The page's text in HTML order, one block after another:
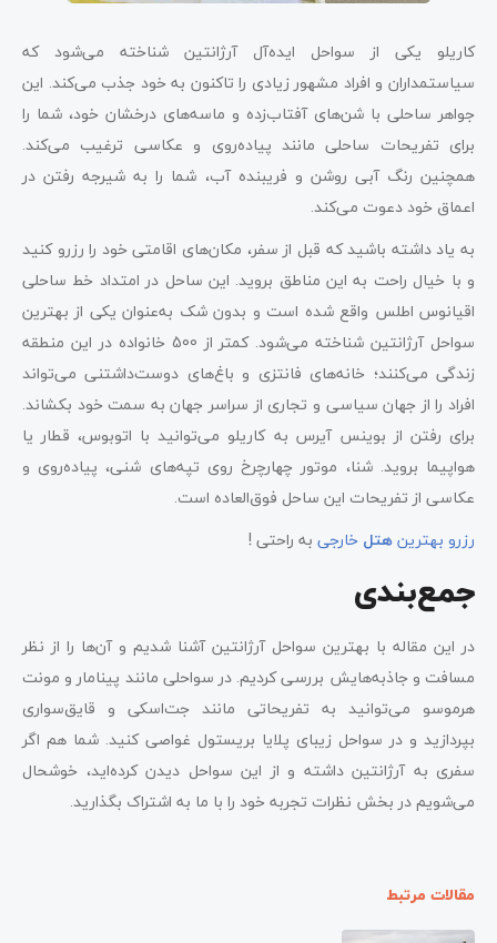
کاریلو یکی از سواحل ایده‌آل آرژانتین شناخته می‌شود که
سیاستمداران و افراد مشهور زیادی را تاکنون به خود جذب می‌کند. این
جواهر ساحلی با شن‌های آفتاب‌زده و ماسه‌های درخشان خود، شما را
برای تفریحات ساحلی مانند پیاده‌روی و عکاسی ترغیب می‌کند.
همچنین رنگ آبی روشن و فریبنده آب، شما را به شیرجه رفتن در
اعماق خود دعوت می‌کند.
به یاد داشته باشید که قبل از سفر، مکان‌های اقامتی خود را رزرو کنید
و با خیال راحت به این مناطق بروید. این ساحل در امتداد خط ساحلی
اقیانوس اطلس واقع شده است و بدون شک به‌عنوان یکی از بهترین
سواحل آرژانتین شناخته می‌شود. کمتر از 500 خانواده در این منطقه
زندگی می‌کنند؛ خانه‌های فانتزی و باغ‌های دوست‌داشتنی می‌تواند
افراد را از جهان سیاسی و تجاری از سراسر جهان به سمت خود بکشاند.
برای رفتن از بوینس آیرس به کاریلو می‌‌توانید با اتوبوس، قطار یا
هواپیما بروید. شنا، موتور چهارچرخ روی تپه‌های شنی، پیاده‌روی و
عکاسی از تفریحات این ساحل فوق‌العاده است.
رزرو بهترینهتل خارجی به راحتی !
جمع‌بندی
در این مقاله با بهترین سواحل آرژانتین آشنا شدیم و آن‌ها را از نظر
مسافت و جاذبه‌هایش بررسی کردیم. در سواحلی مانند پینامار و مونت
هرموسو می‌توانید به تفریحاتی مانند جت‌اسکی و قایق‌سواری
بپردازید و در سواحل زیبای پلایا بریستول غواصی کنید. شما هم اگر
سفری به آرژانتین داشته و از این سواحل دیدن کرده‌اید، خوشحال
می‌شویم در بخش نظرات تجربه خود را با ما به اشتراک بگذارید.
مقالات مرتبط